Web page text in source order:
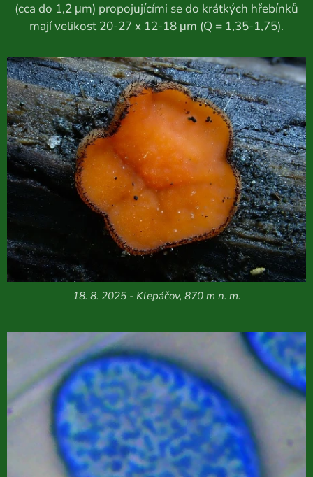
(cca do 1,2 μm) propojujícími se do krátkých hřebínků
mají velikost 20-27 x 12-18 μm (Q = 1,35-1,75).
18. 8. 2025 - Klepáčov, 870 m n. m.